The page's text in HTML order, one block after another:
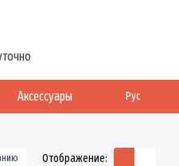
Аксессуары Рус
Отображение: